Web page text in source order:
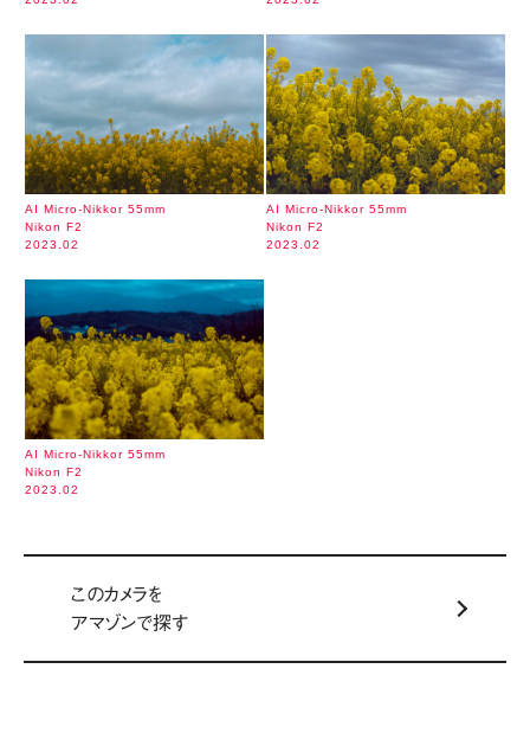
AI Micro-Nikkor 55mm
Nikon F2
2023.02
AI Micro-Nikkor 55mm
Nikon F2
2023.02
AI Micro-Nikkor 55mm
Nikon F2
2023.02
このカメラを
アマゾンで探す